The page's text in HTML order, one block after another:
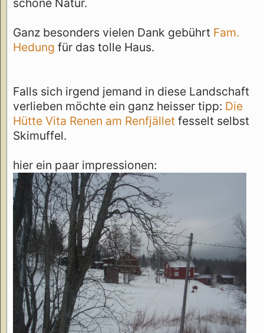
schöne Natur.
Ganz besonders vielen Dank gebührt Fam.
Hedung für das tolle Haus.
Falls sich irgend jemand in diese Landschaft
verlieben möchte ein ganz heisser tipp: Die
Hütte Vita Renen am Renfjället fesselt selbst
Skimuffel.
hier ein paar impressionen: